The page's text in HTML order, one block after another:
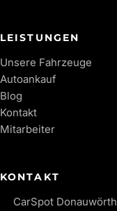
LEISTUNGEN
Unsere Fahrzeuge
Autoankauf
Blog
Kontakt
Mitarbeiter
KONTAKT
CarSpot Donauwörth